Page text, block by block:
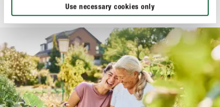
Use necessary cookies only